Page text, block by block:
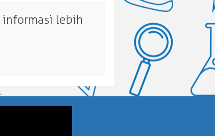
informasi lebih